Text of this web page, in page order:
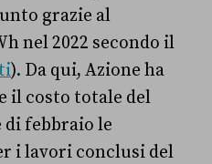
grazie al
nel 2022 secondo il
). Da qui, Azione ha
il costo totale del
febbraio le
i lavori conclusi del